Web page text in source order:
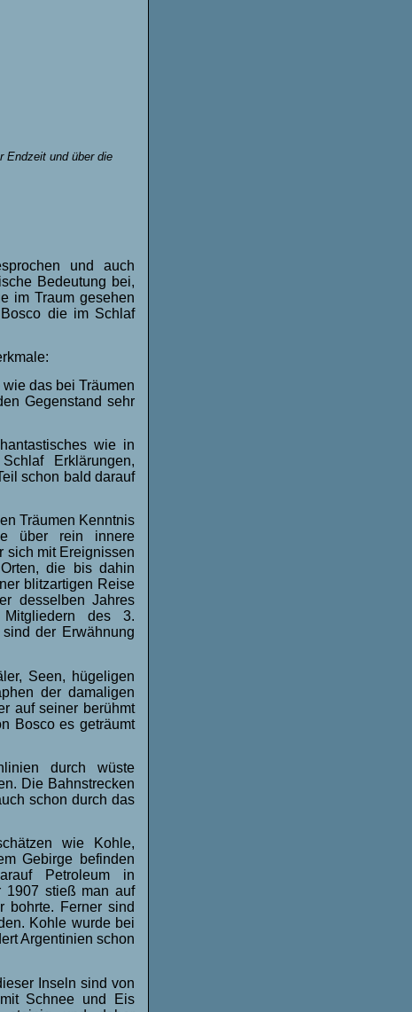
Endzeit und über die
und auch
Bedeutung bei,
im Traum gesehen
die im Schlaf
das bei Träumen
Gegenstand sehr
wie in
Erklärungen,
schon bald darauf
Träumen Kenntnis
über rein innere
sich mit Ereignissen
die bis dahin
blitzartigen Reise
desselben Jahres
des 3.
der Erwähnung
Seen, hügeligen
der damaligen
auf seiner berühmt
Bosco es geträumt
durch wüste
Die Bahnstrecken
schon durch das
wie Kohle,
Gebirge befinden
Petroleum in
1907 stieß man auf
bohrte. Ferner sind
Kohle wurde bei
Argentinien schon
Inseln sind von
Schnee und Eis